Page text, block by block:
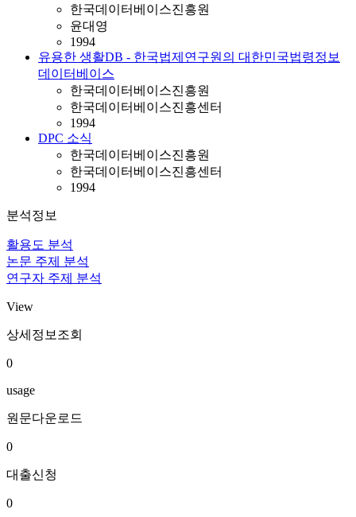
한국데이터베이스진흥원
윤대영
1994
유용한 생활DB - 한국법제연구원의 대한민국법령정보
데이터베이스
한국데이터베이스진흥원
한국데이터베이스진흥센터
1994
DPC 소식
한국데이터베이스진흥원
한국데이터베이스진흥센터
1994
분석정보
활용도 분석
논문 주제 분석
연구자 주제 분석
View
상세정보조회
0
usage
원문다운로드
0
대출신청
0